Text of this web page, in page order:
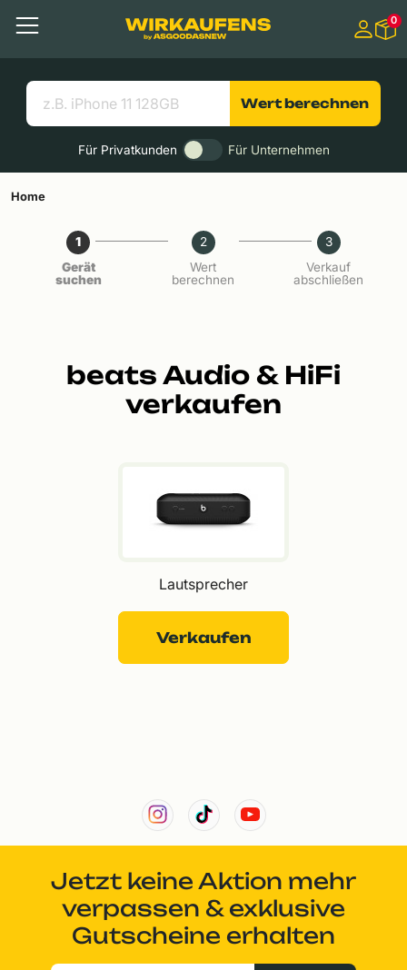
Menü
Suchen
Nützliche Links
0
Wert berechnen
Für Privatkunden Für Unternehmen
Home
1
Gerät
suchen
2
Wert
berechnen
3
Verkauf
abschließen
beats Audio & HiFi
verkaufen
Lautsprecher
Verkaufen
Jetzt keine Aktion mehr
verpassen & exklusive
Gutscheine erhalten